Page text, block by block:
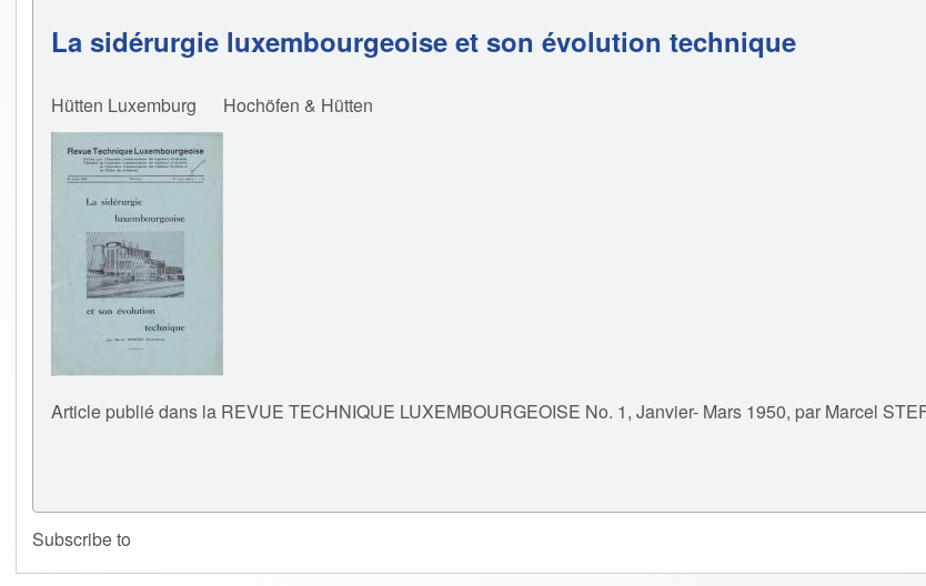
La sidérurgie luxembourgeoise et son évolution technique
Hütten Luxemburg Hochöfen & Hütten
Article publié dans la REVUE TECHNIQUE LUXEMBOURGEOISE No. 1, Janvier- Mars 1950, par Marcel
Subscribe to